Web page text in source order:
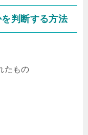
判断する方法
たもの